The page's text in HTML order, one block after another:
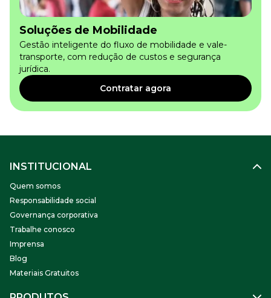
Soluções de Mobilidade
Gestão inteligente do fluxo de mobilidade e vale-
transporte, com redução de custos e segurança
jurídica.
Contratar agora
INSTITUCIONAL
Quem somos
Responsabilidade social
Governança corporativa
Trabalhe conosco
Imprensa
Blog
Materiais Gratuitos